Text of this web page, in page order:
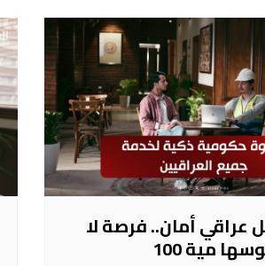
عراقي أمان.. فرصة لا
مية 100